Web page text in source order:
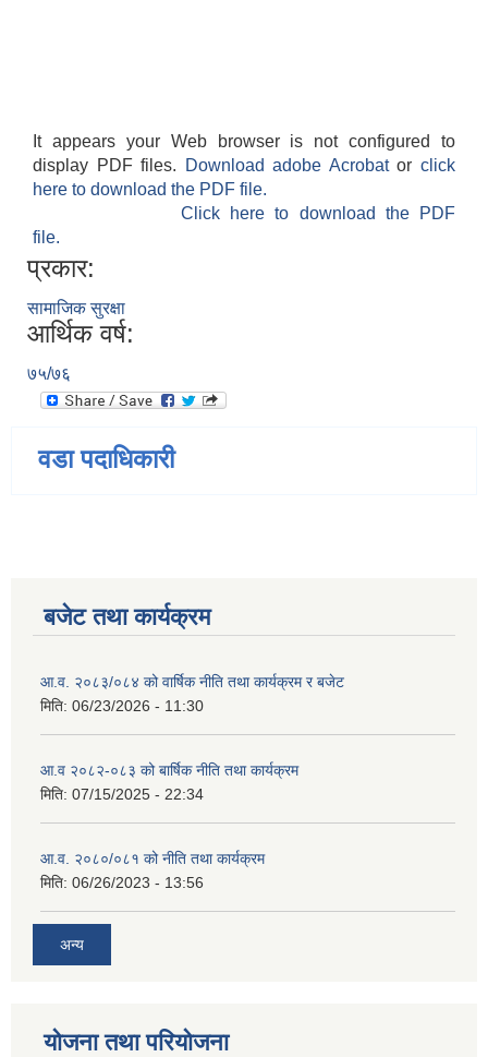
It appears your Web browser is not configured to
display PDF files.
Download adobe Acrobatorclick
here to download the PDF file.
Click here to download the PDF
file.
प्रकार:
सामाजिक सुरक्षा
आर्थिक वर्ष:
७५/७६
वडा पदाधिकारी
बजेट तथा कार्यक्रम
आ.व. २०८३/०८४ को वार्षिक नीति तथा कार्यक्रम र बजेट
मिति: 06/23/2026 - 11:30
आ.व २०८२-०८३ को बार्षिक नीति तथा कार्यक्रम
मिति: 07/15/2025 - 22:34
आ.व. २०८०/०८१ को नीति तथा कार्यक्रम
मिति: 06/26/2023 - 13:56
अन्य
योजना तथा परियोजना